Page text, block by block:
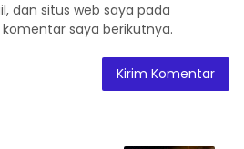
dan situs web saya pada
saya berikutnya.